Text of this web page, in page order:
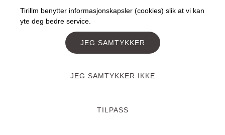
Hegdehaugsveien 5b
0352 Oslo
+4797177477
post@tirillm.no
Tirillm benytter informasjonskapsler (cookies) slik at vi kan
yte deg bedre service.
JEG SAMTYKKER
JEG SAMTYKKER IKKE
TILPASS